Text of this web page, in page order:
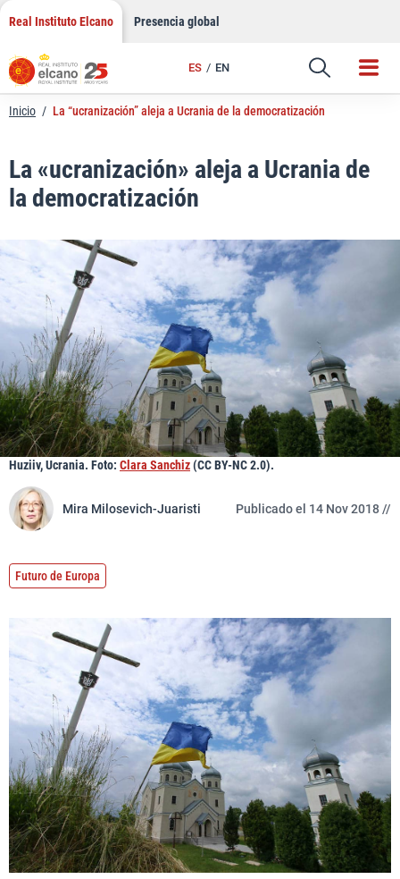
Saltar
contenido
Real Instituto Elcano Presencia global
ES EN
Enlace
Inicio / La “ucranización” aleja a Ucrania de la democratización
La «ucranización» aleja a Ucrania de
la democratización
Huziiv, Ucrania. Foto: Clara Sanchiz(CC BY-NC 2.0).
Mira Milosevich-Juaristi Publicado el 14 Nov 2018 //
Futuro de Europa